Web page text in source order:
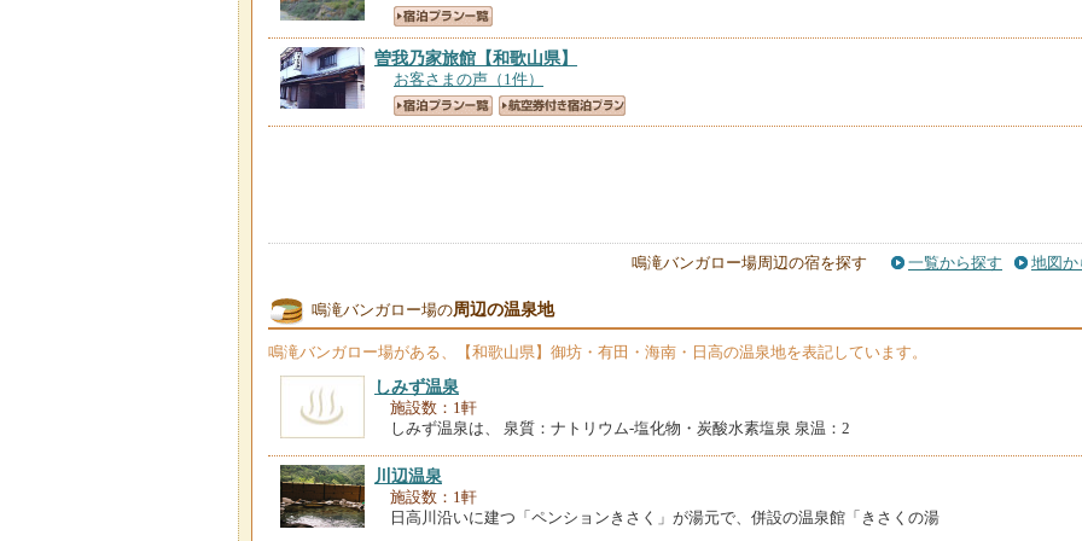
曽我乃家旅館 【和歌山県】
お客さまの声（1件）
鳴滝バンガロー場周辺の宿を探す 一覧から探す 地図か
鳴滝バンガロー場の周辺の温泉地
鳴滝バンガロー場がある、【和歌山県】御坊・有田・海南・日高の温泉地を表記しています。
しみず温泉
施設数：1軒
しみず温泉は、 泉質：ナトリウム-塩化物・炭酸水素塩泉 泉温：2
川辺温泉
施設数：1軒
日高川沿いに建つ「ペンションきさく」が湯元で、併設の温泉館「きさくの湯